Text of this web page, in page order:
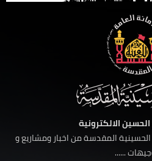
الحسين الالكترونية
المقدسة من اخبار ومشاريع و
......